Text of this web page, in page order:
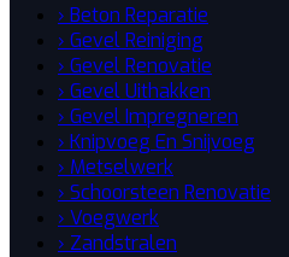
› Beton Reparatie
› Gevel Reiniging
› Gevel Renovatie
› Gevel Uithakken
› Gevel Impregneren
› Knipvoeg En Snijvoeg
› Metselwerk
› Schoorsteen Renovatie
› Voegwerk
› Zandstralen